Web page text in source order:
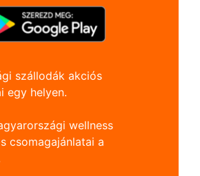
szállodák akciós
egy helyen.
wellness
csomagajánlatai a